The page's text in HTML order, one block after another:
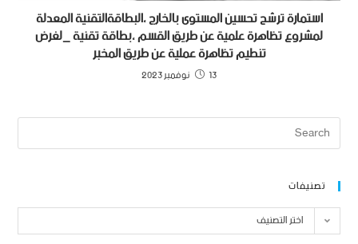
استمارة ترشح تحسين المستوى بالخارج ،البطاقةالتقنية المعدلة
لمشروع تظاهرة علمية عن طريق القسم ،بطاقة تقنية _لغرض
تنطيم تظاهرة عملية عن طريق المخبر
13 نوفمبر 2023
تصنيفات
اختر التصنيف